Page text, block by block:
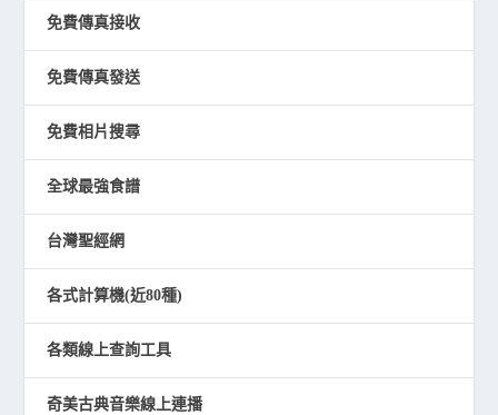
免費傳真接收
免費傳真發送
免費相片搜尋
全球最強食譜
台灣聖經網
各式計算機(近80種)
各類線上查詢工具
奇美古典音樂線上連播